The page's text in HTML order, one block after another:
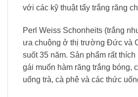
với các kỹ thuật tẩy trắng răng
Perl Weiss Schonheits (trắng
ưa chuộng ở thị trường Đức và
suốt 35 năm. Sản phẩm rất
gái muốn hàm răng trắng bóng,
uống trà, cà phê và các thức